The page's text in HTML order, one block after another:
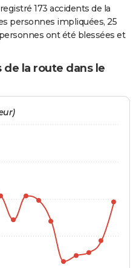
173 accidents de la
personnes impliquées, 25
ont été blessées et
la route dans le